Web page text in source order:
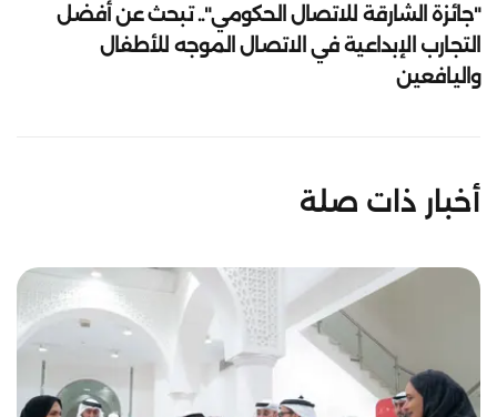
"جائزة الشارقة للاتصال الحكومي".. تبحث عن أفضل
التجارب الإبداعية في الاتصال الموجه للأطفال
واليافعين
أخبار ذات صلة